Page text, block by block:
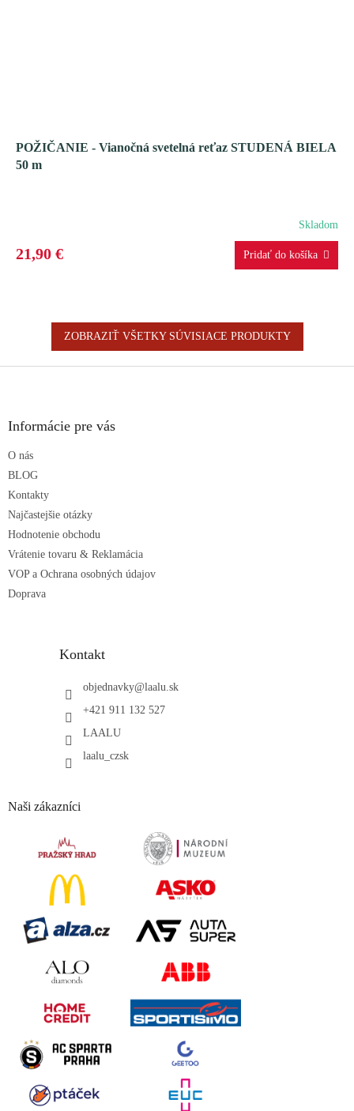
POŽIČANIE - Vianočná svetelná reťaz STUDENÁ BIELA
​​50 m
Skladom
21,90 €
ZOBRAZIŤ VŠETKY SÚVISIACE PRODUKTY
Informácie pre vás
O nás
BLOG
Kontakty
Najčastejšie otázky
Hodnotenie obchodu
Vrátenie tovaru & Reklamácia
VOP a Ochrana osobných údajov
Doprava
Kontakt
objednavky@laalu.sk
+421 911 132 527
LAALU
laalu_czsk
Naši zákazníci